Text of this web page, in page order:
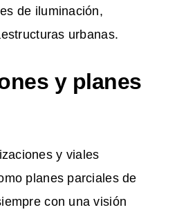
de iluminación,
urbanas.
y planes
y viales
planes parciales de
con una visión